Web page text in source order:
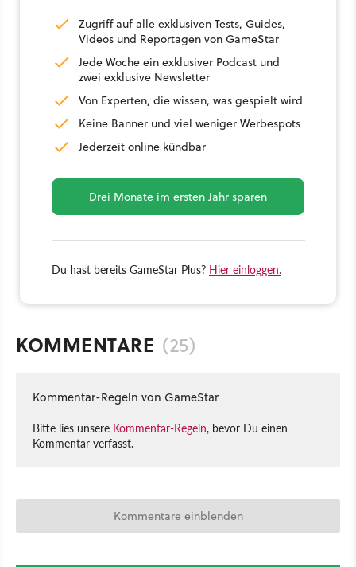
Zugriff auf alle exklusiven Tests, Guides,
Videos und Reportagen von GameStar
Jede Woche ein exklusiver Podcast und
zwei exklusive Newsletter
Von Experten, die wissen, was gespielt wird
Keine Banner und viel weniger Werbespots
Jederzeit online kündbar
Drei Monate im ersten Jahr sparen
Du hast bereits GameStar Plus? Hier einloggen.
KOMMENTARE (25)
Kommentar-Regeln von GameStar
Bitte lies unsere Kommentar-Regeln, bevor Du einen
Kommentar verfasst.
Kommentare einblenden